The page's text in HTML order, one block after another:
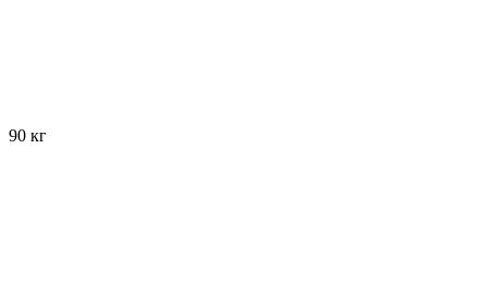
90 кг